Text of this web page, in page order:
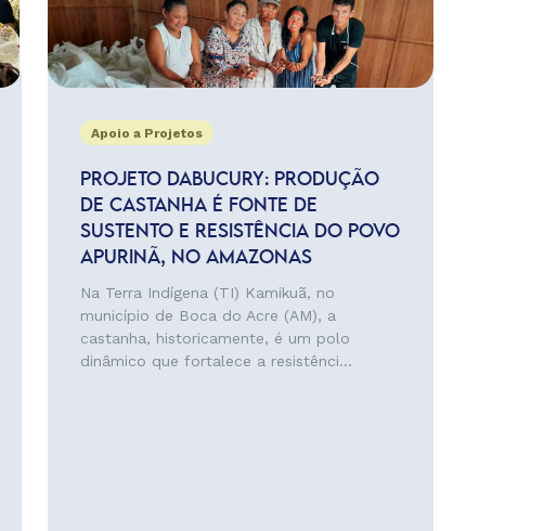
Apoio a Projetos
PROJETO DABUCURY: PRODUÇÃO
DE CASTANHA É FONTE DE
SUSTENTO E RESISTÊNCIA DO POVO
APURINÃ, NO AMAZONAS
Na Terra Indígena (TI) Kamikuã, no
município de Boca do Acre (AM), a
castanha, historicamente, é um polo
dinâmico que fortalece a resistênci...